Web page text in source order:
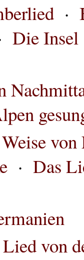
·
Die Insel
von
· Das
von